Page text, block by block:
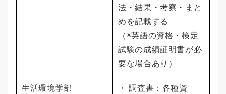
法・結果・考察・まと
めを記載する
（※英語の資格・検定
試験の成績証明書が必
要な場合あり）
生活環境学部
・ 調査書：各種資